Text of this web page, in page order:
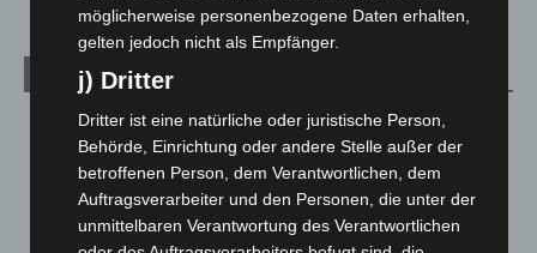
Archiv
August 2026(12)
Juli 2026
(73)
Juni 2026(139)
Mai 2026(99)
möglicherweise personenbezogene Daten erhalten,
gelten jedoch nicht als Empfänger.
j) Dritter
Dritter ist eine natürliche oder juristische Person,
Behörde, Einrichtung oder andere Stelle außer der
betroffenen Person, dem Verantwortlichen, dem
Auftragsverarbeiter und den Personen, die unter der
unmittelbaren Verantwortung des Verantwortlichen